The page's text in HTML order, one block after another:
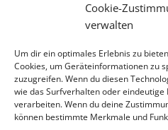
Cookie-
verwalten
Um dir ein optimales Erlebnis zu
Cookies, um Geräteinformationen zu
zuzugreifen. Wenn du diesen
wie das Surfverhalten oder eindeutige
verarbeiten. Wenn du deine
können bestimmte Merkmale und
Unsere weiteren Sponsoren
Sponsoren & Partner 2026